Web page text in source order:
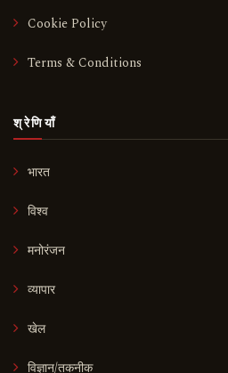
Cookie Policy
Terms & Conditions
श्रेणियाँ
भारत
विश्व
मनोरंजन
व्यापार
खेल
विज्ञान/तकनीक